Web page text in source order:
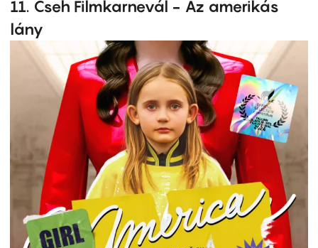
11. Cseh Filmkarnevál - Az amerikás
lány